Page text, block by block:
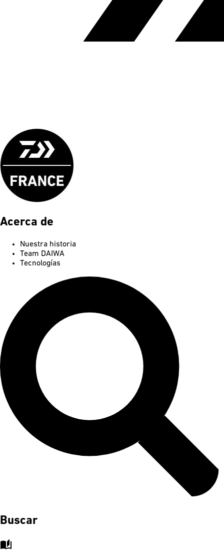
Acerca de
Nuestra historia
Team DAIWA
Tecnologías
Buscar
auto_stories